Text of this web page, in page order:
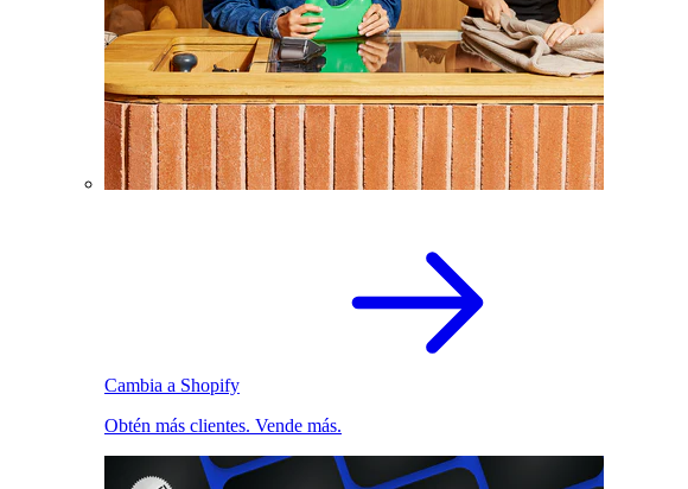
Cambia a Shopify
Obtén más clientes. Vende más.